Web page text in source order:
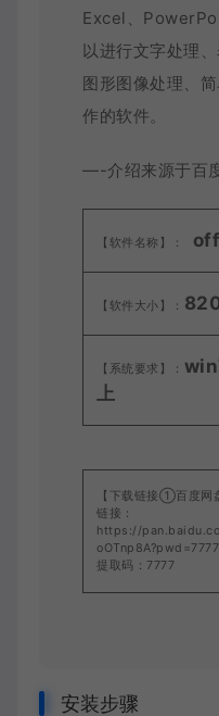
Excel、
以进行文字处理
图形图像处理、
作的软件。
—-介绍来源于百
【软件名称】：
【软件大小】：
【系统要求】：
上
【下载链接①百度网
链接：
https://
oOTnp8A?pwd=7777
提取码：7777
安装步骤